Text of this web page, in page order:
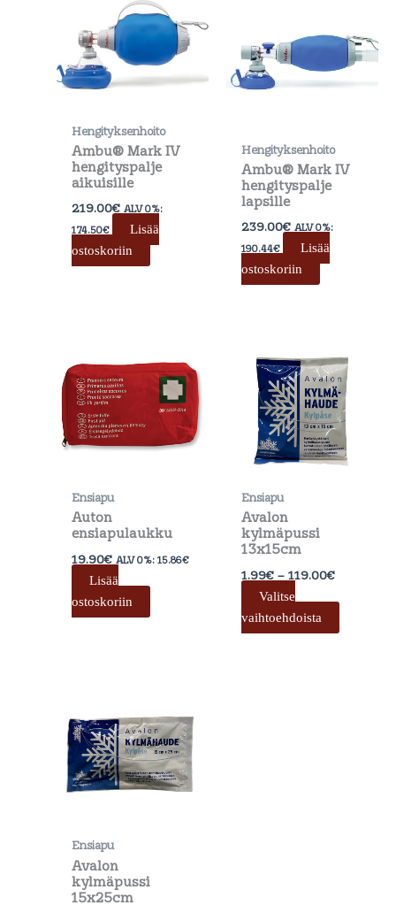
Hengityksenhoito
Ambu® Mark IV
hengityspalje
aikuisille
219.00€ ALV 0%:
174.50€
Lisää
ostoskoriin
Hengityksenhoito
Ambu® Mark IV
hengityspalje
lapsille
239.00€ ALV 0%:
190.44€
Lisää
ostoskoriin
Ensiapu
Auton
ensiapulaukku
19.90€ ALV 0%:15.86€
Lisää
ostoskoriin
Ensiapu
Avalon
kylmäpussi
13x15cm
1.99€ – 119.00€
-
119.00€
Valitse
vaihtoehdoista
on
useampi
Voit
tehdä
Ensiapu
Avalon
kylmäpussi
15x25cm
79.99€
on
useampi
muunnelma.
Voit